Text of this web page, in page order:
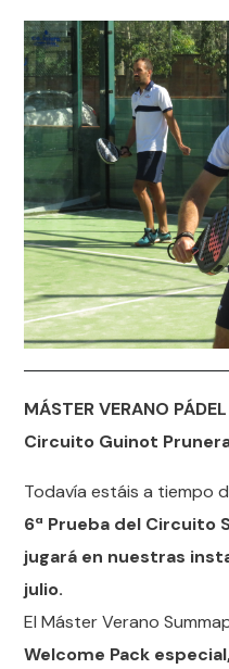
MÁSTER VERANO PÁDEL
Circuito Guinot
Todavía estáis a tiempo
6ª Prueba del Circuito
jugará en nuestras
julio.
El Máster Verano
Welcome Pack